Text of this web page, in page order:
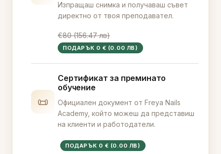
Изпращаш снимка и получаваш съвет
директно от твоя преподавател.
€80 (156.47 лв)
ПОДАРЪК 0 € (0.00 ЛВ)
📜
Сертификат за преминато
обучение
Официален документ от Freya Nails
Academy, който можеш да представиш
на клиенти и работодатели.
ПОДАРЪК 0 € (0.00 ЛВ)